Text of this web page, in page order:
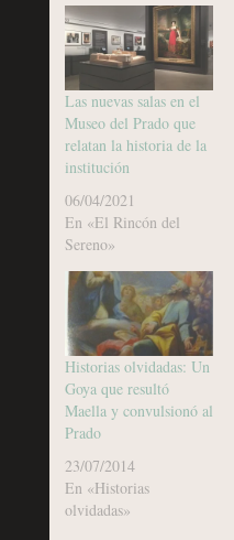
Las nuevas salas en el
Museo del Prado que
relatan la historia de la
institución
06/04/2021
En «El Rincón del
Sereno»
Historias olvidadas: Un
Goya que resultó
Maella y convulsionó al
Prado
23/07/2014
En «Historias
olvidadas»